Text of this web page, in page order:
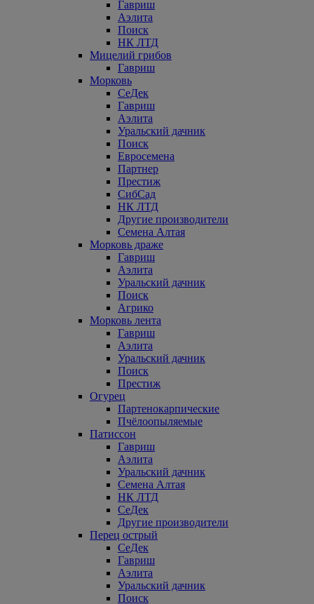
Гавриш
Аэлита
Поиск
НК ЛТД
Мицелий грибов
Гавриш
Морковь
СеДек
Гавриш
Аэлита
Уральский дачник
Поиск
Евросемена
Партнер
Престиж
СибСад
НК ЛТД
Другие производители
Семена Алтая
Морковь драже
Гавриш
Аэлита
Уральский дачник
Поиск
Агрико
Морковь лента
Гавриш
Аэлита
Уральский дачник
Поиск
Престиж
Огурец
Партенокарпические
Пчёлоопыляемые
Патиссон
Гавриш
Аэлита
Уральский дачник
Семена Алтая
НК ЛТД
СеДек
Другие производители
Перец острый
СеДек
Гавриш
Аэлита
Уральский дачник
Поиск